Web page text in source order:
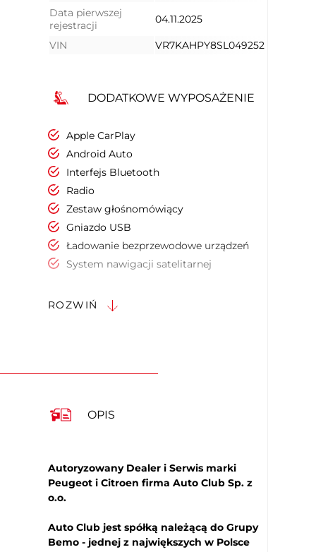
Data pierwszej
rejestracji
04.11.2025
VIN VR7KAHPY8SL049252
DODATKOWE WYPOSAŻENIE
Apple CarPlay
Android Auto
Interfejs Bluetooth
Radio
Zestaw głośnomówiący
Gniazdo USB
Ładowanie bezprzewodowe urządzeń
System nawigacji satelitarnej
Ekran dotykowy
Podgrzewany fotel pasażera
Regul. elektr. podparcia lędźwiowego -
pasażer
Sportowe fotele - przód
Podłokietniki - tył
Kierownica skórzana
ROZWIŃ
OPIS
Autoryzowany Dealer i Serwis marki
Peugeot i Citroen firma Auto Club Sp. z
o.o.
Auto Club jest spółką należącą do Grupy
Bemo - jednej z największych w Polsce